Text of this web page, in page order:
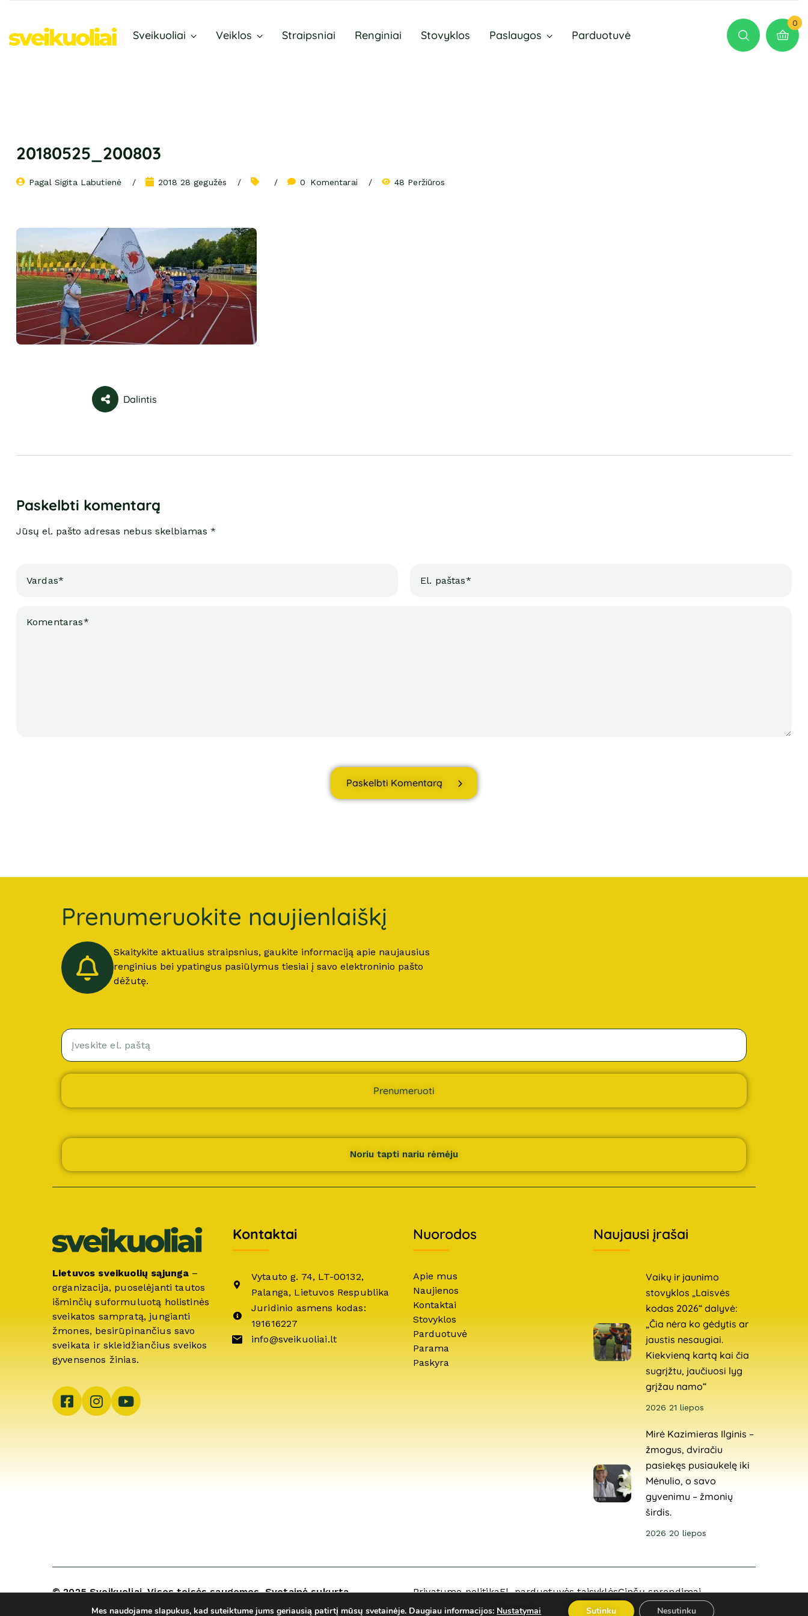
Sveikuoliai Veiklos Straipsniai Renginiai Stovyklos Paslaugos Parduotuvė
0
20180525_200803
Pagal Sigita Labutienė 2018 28 gegužės 0 Komentarai 48 Peržiūros
Dalintis
Paskelbti komentarą
Jūsų el. pašto adresas nebus skelbiamas *
Paskelbti Komentarą
Prenumeruokite naujienlaiškį
Skaitykite aktualius straipsnius, gaukite informaciją apie naujausius
renginius bei ypatingus pasiūlymus tiesiai į savo elektroninio pašto
dėžutę.
Prenumeruoti
Noriu tapti nariu rėmėju
Lietuvos sveikuolių sąjunga –
organizacija, puoselėjanti tautos
išminčių suformuluotą holistinės
sveikatos sampratą, jungianti
žmones, besirūpinančius savo
sveikata ir skleidžiančius sveikos
gyvensenos žinias.
Kontaktai
Vytauto g. 74, LT-00132,
Palanga, Lietuvos Respublika
Juridinio asmens kodas:
191616227
info@sveikuoliai.lt
Nuorodos
Apie mus
Naujienos
Kontaktai
Stovyklos
Parduotuvė
Parama
Paskyra
Naujausi įrašai
Vaikų ir jaunimo
stovyklos „Laisvės
kodas 2026“ dalyvė:
„Čia nėra ko gėdytis ar
jaustis nesaugiai.
Kiekvieną kartą kai čia
sugrįžtu, jaučiuosi lyg
grįžau namo“
2026 21 liepos
Mirė Kazimieras Ilginis –
žmogus, dviračiu
pasiekęs pusiaukelę iki
Mėnulio, o savo
gyvenimu – žmonių
širdis.
2026 20 liepos
© 2025 Sveikuoliai. Visos teisės saugomos. Svetainė sukurta
ARCA4.lt
Privatumo politikaEl. parduotuvės taisyklėsGinčų sprendimai
Mes naudojame slapukus, kad suteiktume jums geriausią patirtį mūsų svetainėje. Daugiau informacijos: Nustatymai Sutinku Nesutinku